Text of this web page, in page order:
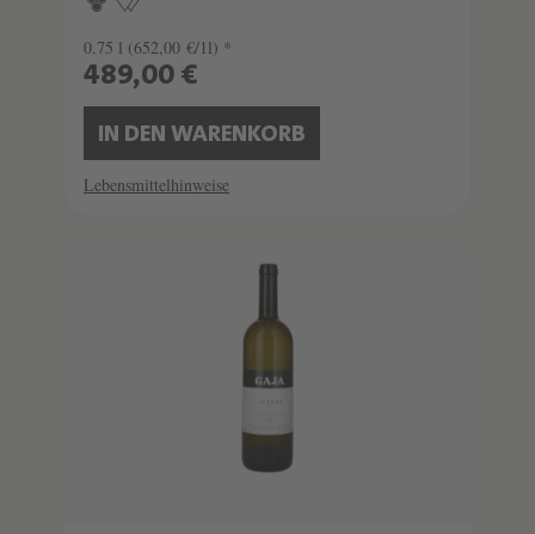
0.75 l (652,00 €/1l) *
489,00 €
IN DEN WARENKORB
Lebensmittelhinweise